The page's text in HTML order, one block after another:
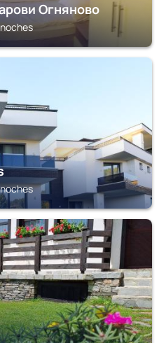
Огняново